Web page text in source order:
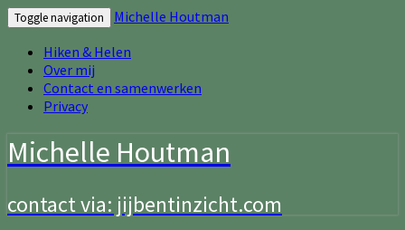
Toggle navigation
Michelle Houtman
Hiken & Helen
Over mij
Contact en samenwerken
Privacy
Michelle Houtman
contact via: jijbentinzicht.com